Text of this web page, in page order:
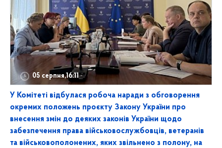
05 серпня,16:11
У Комітеті відбулася робоча наради з обговорення
окремих положень проєкту Закону України про
внесення змін до деяких законів України щодо
забезпечення права військовослужбовців, ветеранів
та військовополонених, яких звільнено з полону, на